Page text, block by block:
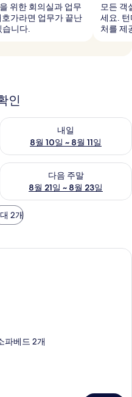
위한 회의실과 업무
가라면 업무가 끝난
니다.
모든 객
세요.
처를 제
인
~ 8월 10일
내일
8월 10일 ~ 8월 11일
내일 예약 가능 여부 확인, 8월
일 ~ 8월 16일
다음 주말
8월 21일 ~ 8월 23일
다음 주말 예약 가능 여부 확인
2개
주니어 스위트, 정원 전망 | 미니바, 객
파베드 2개